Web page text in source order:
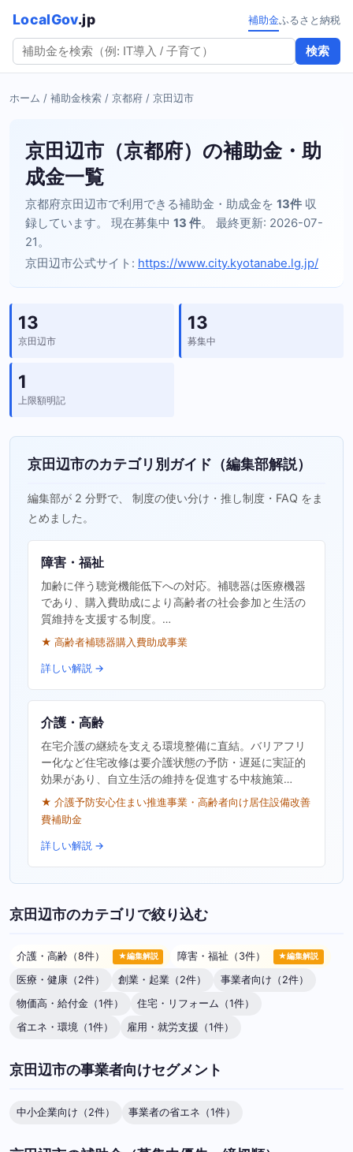
LocalGov.jp
検索
補助金ふるさと納税
ホーム / 補助金検索 / 京都府 / 京田辺市
京田辺市（京都府）の補助金・助
成金一覧
京都府京田辺市で利用できる補助金・助成金を 13件 収
録しています。 現在募集中 13 件。 最終更新: 2026-07-
21。
京田辺市公式サイト: https://www.city.kyotanabe.lg.jp/
13
京田辺市
13
募集中
1
上限額明記
京田辺市のカテゴリ別ガイド（編集部解説）
編集部が 2 分野で、 制度の使い分け・推し制度・FAQ をま
とめました。
障害・福祉
加齢に伴う聴覚機能低下への対応。補聴器は医療機器
であり、購入費助成により高齢者の社会参加と生活の
質維持を支援する制度。…
★ 高齢者補聴器購入費助成事業
詳しい解説 →
介護・高齢
在宅介護の継続を支える環境整備に直結。バリアフリ
ー化など住宅改修は要介護状態の予防・遅延に実証的
効果があり、自立生活の維持を促進する中核施策…
★ 介護予防安心住まい推進事業・高齢者向け居住設備改善
費補助金
詳しい解説 →
京田辺市のカテゴリで絞り込む
介護・高齢（8件） ★編集解説 障害・福祉（3件） ★編集解説
医療・健康（2件） 創業・起業（2件）
事業者向け（2件）
物価高・給付金（1件）
住宅・リフォーム（1件）
省エネ・環境（1件）
雇用・就労支援（1件）
京田辺市の事業者向けセグメント
中小企業向け（2件） 事業者の省エネ（1件）